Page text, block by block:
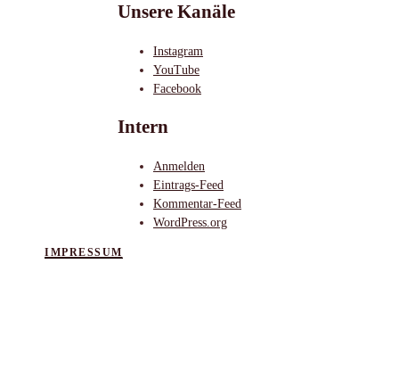
Unsere Kanäle
Instagram
YouTube
Facebook
Intern
Anmelden
Eintrags-Feed
Kommentar-Feed
WordPress.org
IMPRESSUM